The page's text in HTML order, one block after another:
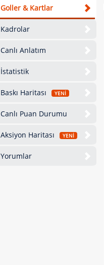
Goller & Kartlar
Kadrolar
Canlı Anlatım
İstatistik
Baskı Haritası YENİ
Canlı Puan Durumu
Aksiyon Haritası YENİ
Yorumlar